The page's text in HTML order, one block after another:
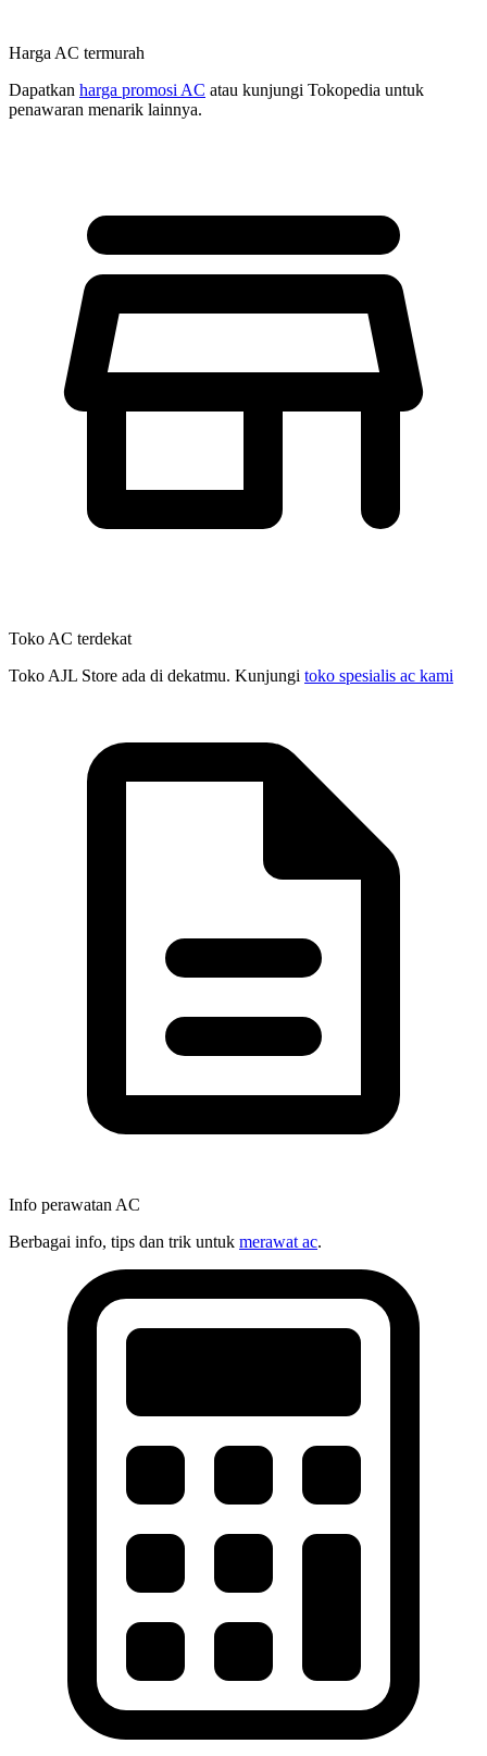
Harga AC termurah
Dapatkan harga promosi AC atau kunjungi Tokopedia untuk
penawaran menarik lainnya.
Toko AC terdekat
Toko AJL Store ada di dekatmu. Kunjungi toko spesialis ac kami
Info perawatan AC
Berbagai info, tips dan trik untuk merawat ac.